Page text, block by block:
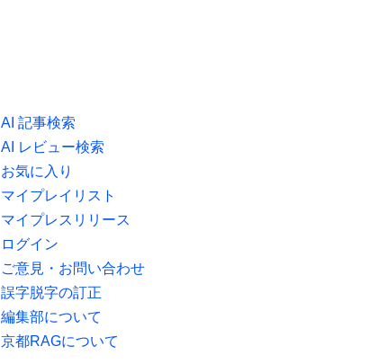
AI 記事検索
AI レビュー検索
お気に入り
マイプレイリスト
マイプレスリリース
ログイン
ご意見・お問い合わせ
誤字脱字の訂正
編集部について
京都RAGについて